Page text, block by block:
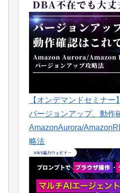
【オンデマンドセミナー
バージョンアップ、動作
AmazonAurora/
略法